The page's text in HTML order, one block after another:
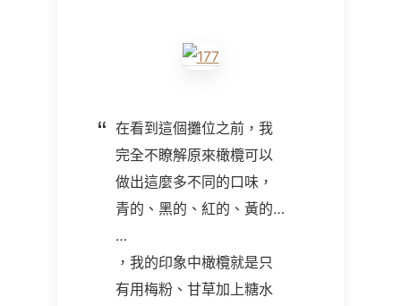
在看到這個攤位之前，我
完全不瞭解原來橄欖可以
做出這麼多不同的口味，
青的、黑的、紅的、黃的…
…
，我的印象中橄欖就是只
有用梅粉、甘草加上糖水